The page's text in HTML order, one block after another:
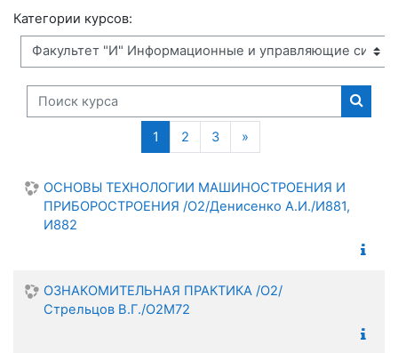
Категории курсов:
Поиск курса
Поиск
1 (текущая)
2 3 »Следующая страница
ОСНОВЫ ТЕХНОЛОГИИ МАШИНОСТРОЕНИЯ И
ПРИБОРОСТРОЕНИЯ /О2/Денисенко А.И./И881,
И882
ОЗНАКОМИТЕЛЬНАЯ ПРАКТИКА /О2/
Стрельцов В.Г./О2М72